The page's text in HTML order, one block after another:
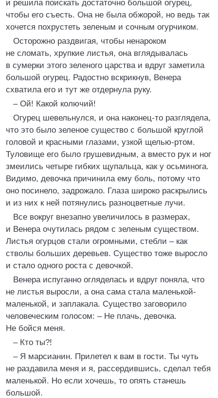
и решила поискать достаточно большой огурец,
чтобы его съесть. Она не была обжорой, но ведь так
хочется похрустеть зеленым и сочным огурчиком.
Осторожно раздвигая, чтобы ненароком
не сломать, хрупкие листья, она вглядывалась
в сумерки этого зеленого царства и вдруг заметила
большой огурец. Радостно вскрикнув, Венера
схватила его и тут же отдернула руку.
– Ой! Какой колючий!
Огурец шевельнулся, и она наконец-то разглядела,
что это было зеленое существо с большой круглой
головой и красными глазами, узкой щелью-ртом.
Туловище его было грушевидным, а вместо рук и ног
змеились четыре гибких щупальца, как у осьминога.
Видимо, девочка причинила ему боль, потому что
оно посинело, задрожало. Глаза широко раскрылись
и из них к ней потянулись разноцветные лучи.
Все вокруг внезапно увеличилось в размерах,
и Венера очутилась рядом с зеленым существом.
Листья огурцов стали огромными, стебли – как
стволы больших деревьев. Существо тоже выросло
и стало одного роста с девочкой.
Венера испуганно огляделась и вдруг поняла, что
не листья выросли, а она сама стала маленькой-
маленькой, и заплакала. Существо заговорило
человеческим голосом: – Не плачь, девочка.
Не бойся меня.
– Кто ты?!
– Я марсианин. Прилетел к вам в гости. Ты чуть
не раздавила меня и я, рассердившись, сделал тебя
маленькой. Но если хочешь, то опять станешь
большой.